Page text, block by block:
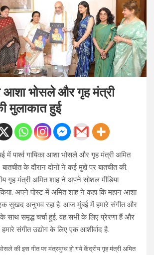
आशा भोसले और गृह मंत्री
मुलाकात हुई
में पार्श्व गायिका आशा भोसले और गृह मंत्री अमित
के दौरान दोनों ने कई मुद्दों पर बातचीत की.
गृह मंत्री अमित शाह ने अपने सोशल मीडिया
अपने पोस्ट में अमित शाह ने कहा कि महान आशा
एक सुखद अनुभव रहा है. आज मुंबई में हमारे संगीत और
साथ समृद्ध चर्चा हुई. वह सभी के लिए प्रेरणा हैं और
संगीत उद्योग के लिए एक आशीर्वाद है.
की इस गीत पर मंत्रमुग्ध हो गये केंद्रीय गृह मंत्री अमित